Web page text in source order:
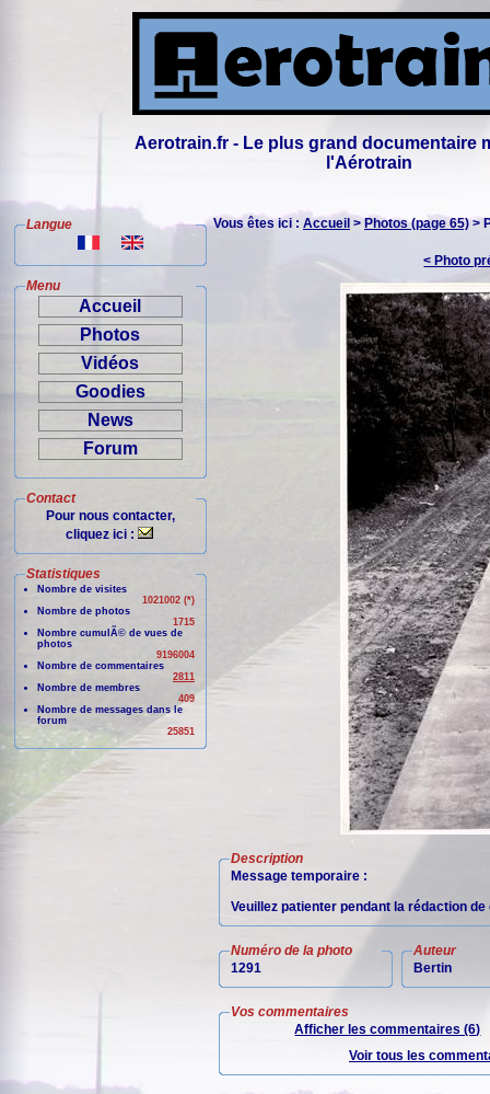
Aerotrain.fr - Le plus grand documentaire
l'Aérotrain
Langue
Menu
Accueil
Photos
Vidéos
Goodies
News
Forum
Contact
Pour nous contacter,
cliquez ici :
Statistiques
Nombre de visites
1021002 (*)
Nombre de photos
1715
Nombre cumulÃ© de vues de
photos
9196004
Nombre de commentaires
2811
Nombre de membres
409
Nombre de messages dans le
forum
25851
Vous êtes ici : Accueil > Photos (page 65) >
< Photo
Description
Message temporaire :
Veuillez patienter pendant la rédaction
Numéro de la photo
1291
Auteur
Bertin
Vos commentaires
Afficher les commentaires (6)
Voir tous les